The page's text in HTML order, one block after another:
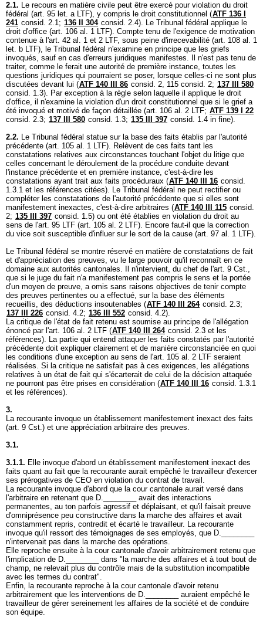
2.1. Le recours en matière civile peut être exercé pour violation du droit
fédéral (art. 95 let. a LTF), y compris le droit constitutionnel (ATF 136 I
241 consid. 2.1; 136 II 304 consid. 2.4). Le Tribunal fédéral applique le
droit d'office (art. 106 al. 1 LTF). Compte tenu de l'exigence de motivation
contenue à l'art. 42 al. 1 et 2 LTF, sous peine d'irrecevabilité (art. 108 al. 1
let. b LTF), le Tribunal fédéral n'examine en principe que les griefs
invoqués, sauf en cas d'erreurs juridiques manifestes. Il n'est pas tenu de
traiter, comme le ferait une autorité de première instance, toutes les
questions juridiques qui pourraient se poser, lorsque celles-ci ne sont plus
discutées devant lui (ATF 140 III 86 consid. 2, 115 consid. 2; 137 III 580
consid. 1.3). Par exception à la règle selon laquelle il applique le droit
d'office, il n'examine la violation d'un droit constitutionnel que si le grief a
été invoqué et motivé de façon détaillée (art. 106 al. 2 LTF; ATF 139 I 22
consid. 2.3; 137 III 580 consid. 1.3; 135 III 397 consid. 1.4 in fine).
2.2. Le Tribunal fédéral statue sur la base des faits établis par l'autorité
précédente (art. 105 al. 1 LTF). Relèvent de ces faits tant les
constatations relatives aux circonstances touchant l'objet du litige que
celles concernant le déroulement de la procédure conduite devant
l'instance précédente et en première instance, c'est-à-dire les
constatations ayant trait aux faits procéduraux (ATF 140 III 16 consid.
1.3.1 et les références citées). Le Tribunal fédéral ne peut rectifier ou
compléter les constatations de l'autorité précédente que si elles sont
manifestement inexactes, c'est-à-dire arbitraires (ATF 140 III 115 consid.
2; 135 III 397 consid. 1.5) ou ont été établies en violation du droit au
sens de l'art. 95 LTF (art. 105 al. 2 LTF). Encore faut-il que la correction
du vice soit susceptible d'influer sur le sort de la cause (art. 97 al. 1 LTF).
Le Tribunal fédéral se montre réservé en matière de constatations de fait
et d'appréciation des preuves, vu le large pouvoir qu'il reconnaît en ce
domaine aux autorités cantonales. Il n'intervient, du chef de l'art. 9 Cst.,
que si le juge du fait n'a manifestement pas compris le sens et la portée
d'un moyen de preuve, a omis sans raisons objectives de tenir compte
des preuves pertinentes ou a effectué, sur la base des éléments
recueillis, des déductions insoutenables (ATF 140 III 264 consid. 2.3;
137 III 226 consid. 4.2; 136 III 552 consid. 4.2).
La critique de l'état de fait retenu est soumise au principe de l'allégation
énoncé par l'art. 106 al. 2 LTF (ATF 140 III 264 consid. 2.3 et les
références). La partie qui entend attaquer les faits constatés par l'autorité
précédente doit expliquer clairement et de manière circonstanciée en quoi
les conditions d'une exception au sens de l'art. 105 al. 2 LTF seraient
réalisées. Si la critique ne satisfait pas à ces exigences, les allégations
relatives à un état de fait qui s'écarterait de celui de la décision attaquée
ne pourront pas être prises en considération (ATF 140 III 16 consid. 1.3.1
et les références).
3.
La recourante invoque un établissement manifestement inexact des faits
(art. 9 Cst.) et une appréciation arbitraire des preuves.
3.1.
3.1.1. Elle invoque d'abord un établissement manifestement inexact des
faits quant au fait que la recourante aurait empêché le travailleur d'exercer
ses prérogatives de CEO en violation du contrat de travail.
La recourante invoque d'abord que la cour cantonale aurait versé dans
l'arbitraire en retenant que D.________ avait des interactions
permanentes, au ton parfois agressif et déplaisant, et qu'il faisait preuve
d'omniprésence peu constructive dans la marche des affaires et avait
constamment repris, contredit et écarté le travailleur. La recourante
invoque qu'il ressort des témoignages de ses employés, que D.________
n'intervenait pas dans la marche des opérations.
Elle reproche ensuite à la cour cantonale d'avoir arbitrairement retenu que
l'implication de D.________ dans "la marche des affaires et à tout bout de
champ, ne relevait plus du contrôle mais de la substitution incompatible
avec les termes du contrat".
Enfin, la recourante reproche à la cour cantonale d'avoir retenu
arbitrairement que les interventions de D.________ auraient empêché le
travailleur de gérer sereinement les affaires de la société et de conduire
son équipe.